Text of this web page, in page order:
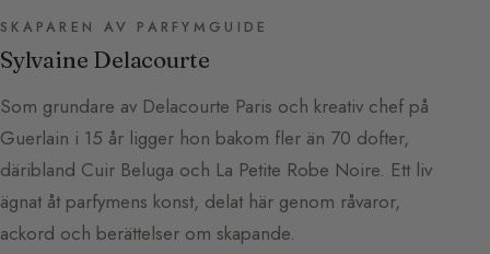
SKAPAREN AV PARFYMGUIDE
Sylvaine Delacourte
Som grundare av Delacourte Paris och kreativ chef på
Guerlain i 15 år ligger hon bakom fler än 70 dofter,
däribland Cuir Beluga och La Petite Robe Noire. Ett liv
ägnat åt parfymens konst, delat här genom råvaror,
ackord och berättelser om skapande.